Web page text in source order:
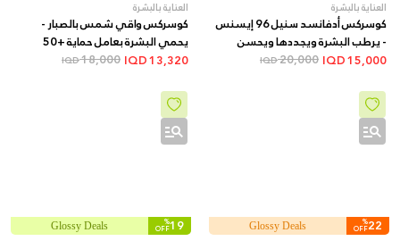
العناية بالبشرة
كوسركس أدفانسد سنيل 96 إيسنس
- يرطب البشرة ويجددها ويحسن
مرونتها ويقلل مظهر الخطوط
15,000
20,000
IQD
العناية بالبشرة
كوسركس واقي شمس بالصبار -
يحمي البشرة بعامل حماية +50
ويرطبها بقوام خفيف, 50 مل
13,320
18,000
IQD
22
%
OFF
Glossy Deals
19
%
OFF
Glossy Deals